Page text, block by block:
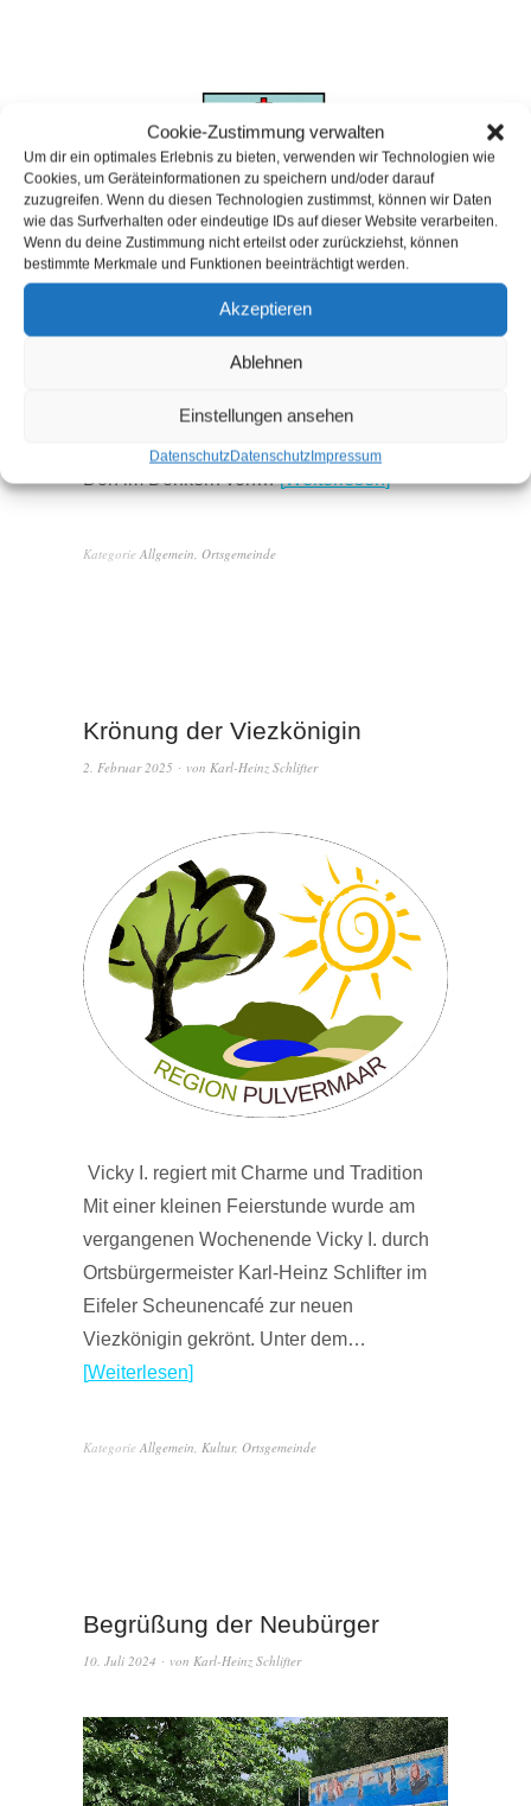
Cookie-Zustimmung verwalten
Um dir ein optimales Erlebnis zu bieten, verwenden wir Technologien wie
Cookies, um Geräteinformationen zu speichern und/oder darauf
zuzugreifen. Wenn du diesen Technologien zustimmst, können wir Daten
wie das Surfverhalten oder eindeutige IDs auf dieser Website verarbeiten.
Wenn du deine Zustimmung nicht erteilst oder zurückziehst, können
bestimmte Merkmale und Funktionen beeinträchtigt werden.
Akzeptieren
Ablehnen
Einstellungen ansehen
DatenschutzDatenschutzImpressum
trafen sich bei sehr gutem Wetter Kindern,
Jugendliche und Erwachsene, um unser
Dorf im Dorfkern von… Weiterlesen
Kategorie Allgemein, Ortsgemeinde
Krönung der Viezkönigin
2. Februar 2025 von Karl-Heinz Schlifter
Vicky I. regiert mit Charme und Tradition
Mit einer kleinen Feierstunde wurde am
vergangenen Wochenende Vicky I. durch
Ortsbürgermeister Karl-Heinz Schlifter im
Eifeler Scheunencafé zur neuen
Viezkönigin gekrönt. Unter dem…
Weiterlesen
Kategorie Allgemein, Kultur, Ortsgemeinde
Begrüßung der Neubürger
10. Juli 2024 von Karl-Heinz Schlifter